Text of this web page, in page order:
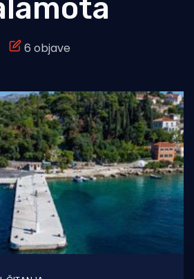
6 objave